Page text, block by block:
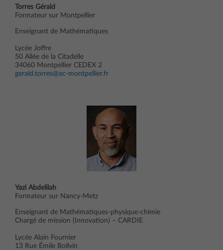
Torres Gérald
Formateur sur Montpellier
Enseignant de Mathématiques
Lycée Joffre
50 Allée de la Citadelle
34060 Montpellier CEDEX 2
gerald.torres@ac-montpellier.fr
Yazi Abdelilah
Formateur sur Nancy-Metz
Enseignant de Mathématiques-physique-chimie
Chargé de mission (Innovation) – CARDIE
Lycée Alain Fournier
13 Rue Émile Boilvin